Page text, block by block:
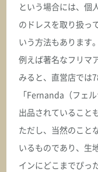
という場合には、個
のドレスを取り扱っ
いう方法もあります。
例えば著名なフリマ
みると、直営店では
「Fernanda（フェ
出品されていること
ただし、当然のこと
いるものであり、生
インにどこまでぴっ